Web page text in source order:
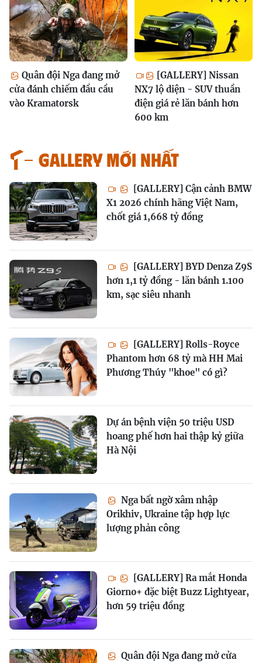
Quân đội Nga đang mở
cửa đánh chiếm đầu cầu
vào Kramatorsk
[GALLERY] Nissan
NX7 lộ diện - SUV thuần
điện giá rẻ lăn bánh hơn
600 km
GALLERY MỚI NHẤT
[GALLERY] Cận cảnh BMW
X1 2026 chính hãng Việt Nam,
chốt giá 1,668 tỷ đồng
[GALLERY] BYD Denza Z9S
hơn 1,1 tỷ đồng - lăn bánh 1.100
km, sạc siêu nhanh
[GALLERY] Rolls-Royce
Phantom hơn 68 tỷ mà HH Mai
Phương Thúy "khoe" có gì?
Dự án bệnh viện 50 triệu USD
hoang phế hơn hai thập kỷ giữa
Hà Nội
Nga bất ngờ xâm nhập
Orikhiv, Ukraine tập hợp lực
lượng phản công
[GALLERY] Ra mắt Honda
Giorno+ đặc biệt Buzz Lightyear,
hơn 59 triệu đồng
Quân đội Nga đang mở cửa